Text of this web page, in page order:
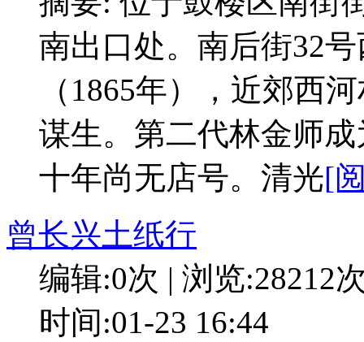
南出口处。南后街32
（1865年），近郊西
谋生。第二代林金师
十年尚无店号。清光[
曾长兴土纸行
编辑:0次 | 浏览:28212
时间:01-23 16:44